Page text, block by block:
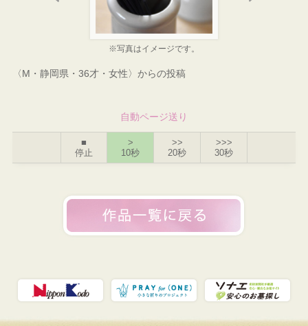
※写真はイメージです。
〈M・静岡県・36才・女性〉からの投稿
自動ページ送り
■
停止
>
10秒
>>
20秒
>>>
30秒